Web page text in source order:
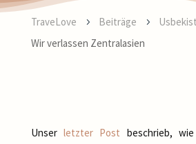
TraveLove 5 Beiträge 5
Wir verlassen Zentralasien
Unserletzter Post beschrieb,